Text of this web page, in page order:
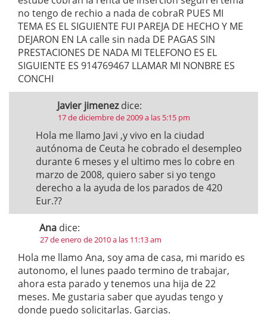
no tengo de rechio a nada de cobraR PUES MI
TEMA ES EL SIGUIENTE FUI PAREJA DE HECHO Y ME
DEJARON EN LA calle sin nada DE PAGAS SIN
PRESTACIONES DE NADA MI TELEFONO ES EL
SIGUIENTE ES 914769467 LLAMAR MI NONBRE ES
CONCHI
Javier jimenez dice:
17 de diciembre de 2009 a las 5:15 pm
Hola me llamo Javi ,y vivo en la ciudad
autónoma de Ceuta he cobrado el desempleo
durante 6 meses y el ultimo mes lo cobre en
marzo de 2008, quiero saber si yo tengo
derecho a la ayuda de los parados de 420
Eur.??
Ana dice:
27 de enero de 2010 a las 11:13 am
Hola me llamo Ana, soy ama de casa, mi marido es
autonomo, el lunes paado termino de trabajar,
ahora esta parado y tenemos una hija de 22
meses. Me gustaria saber que ayudas tengo y
donde puedo solicitarlas. Garcias.